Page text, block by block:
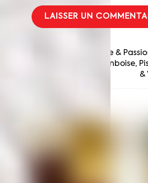
Tarte Framboise &
Saint-Honoré Framboise,
&